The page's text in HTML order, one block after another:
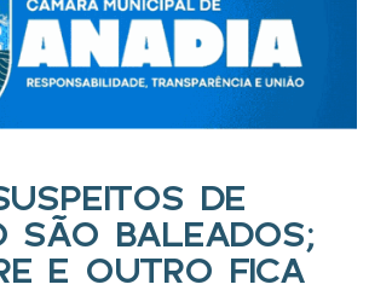
DE
SÃO BALEADOS;
E OUTRO FICA